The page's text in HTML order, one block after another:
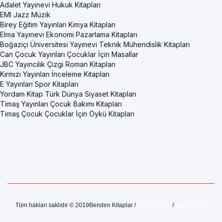
Adalet Yayınevi Hukuk Kitapları
EMI Jazz Müzik
Birey Eğitim Yayınları Kimya Kitapları
Elma Yayınevi Ekonomi Pazarlama Kitapları
Boğaziçi Üniversitesi Yayınevi Teknik Mühendislik Kitapları
Can Çocuk Yayınları Çocuklar İçin Masallar
JBC Yayıncılık Çizgi Roman Kitapları
Kırmızı Yayınları İnceleme Kitapları
E Yayınları Spor Kitapları
Yordam Kitap Türk Dünya Siyaset Kitapları
Timaş Yayınları Çocuk Bakımı Kitapları
Timaş Çocuk Çocuklar İçin Öykü Kitapları
Tüm hakları saklıdır © 2019Benden Kitaplar / /